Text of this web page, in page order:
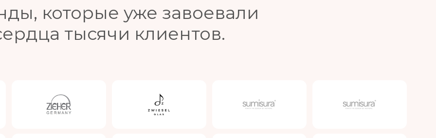
которые уже завоевали
тысячи клиентов.